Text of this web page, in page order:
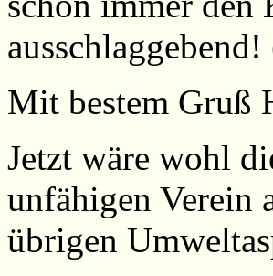
Mit bestem Gruß
Jetzt wäre wohl
unfähigen Verein
übrigen